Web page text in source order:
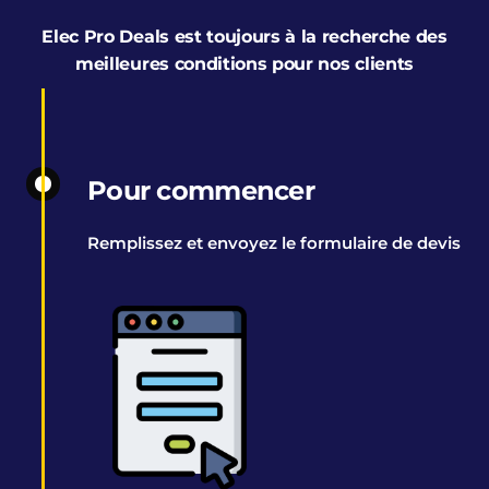
Elec Pro Deals est toujours à la recherche des
meilleures conditions pour nos clients
Pour commencer
Remplissez et envoyez le formulaire de devis